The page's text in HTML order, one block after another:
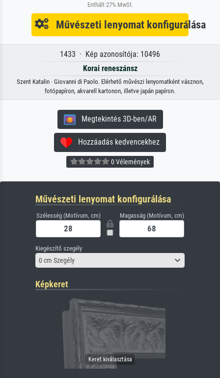
Enthält 27% MwSt.
Művészeti lenyomat konfigurálása
1433 · Kép azonosítója: 10496
Korai reneszánsz
Szent Katalin · Giovanni di Paolo. Elérhető művészi lenyomatként vásznon,
fotópapíron, akvarell kartonon, illetve japán papíron.
Megtekintés 3D-ben/AR
Hozzáadás kedvencekhez
0 Vélemények
Művészeti lenyomat konfigurálása
Szélesség (Motívum, cm) Magasság (Motívum, cm)
Kiegészítő szegély
0 cm Szegély
Képkeret